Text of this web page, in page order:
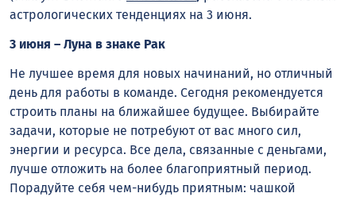
астрологических тенденциях нa 3 июня.
3 июня – Луна в знаке Рак
Не лучшее время для новых начинаний, но отличный
день для работы в команде. Сегодня рекомендуется
строить планы на ближайшее будущее. Выбирайте
задачи, которые не потребуют от вас много сил,
энергии и ресурса. Все дела, связанные с деньгами,
лучше отложить на более благоприятный период.
Порадуйте себя чем-нибудь приятным: чашкой